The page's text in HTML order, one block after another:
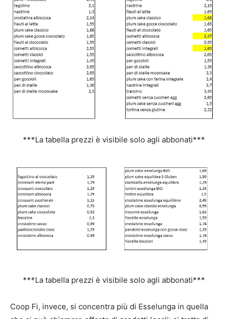
***La tabella prezzi è visibile solo agli abbonati***
***La tabella prezzi è visibile solo agli abbonati***
Coop Fi, invece, si concentra più di Esselunga in quella